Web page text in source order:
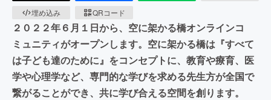
埋め込み
QRコード
２０２２年６月１日から、空に架かる橋オンラインコ
ミュニティがオープンします。空に架かる橋は『すべて
は子ども達のために』をコンセプトに、教育や療育、医
学や心理学など、専門的な学びを求める先生方が全国で
繋がることができ、共に学び合える空間を創ります。